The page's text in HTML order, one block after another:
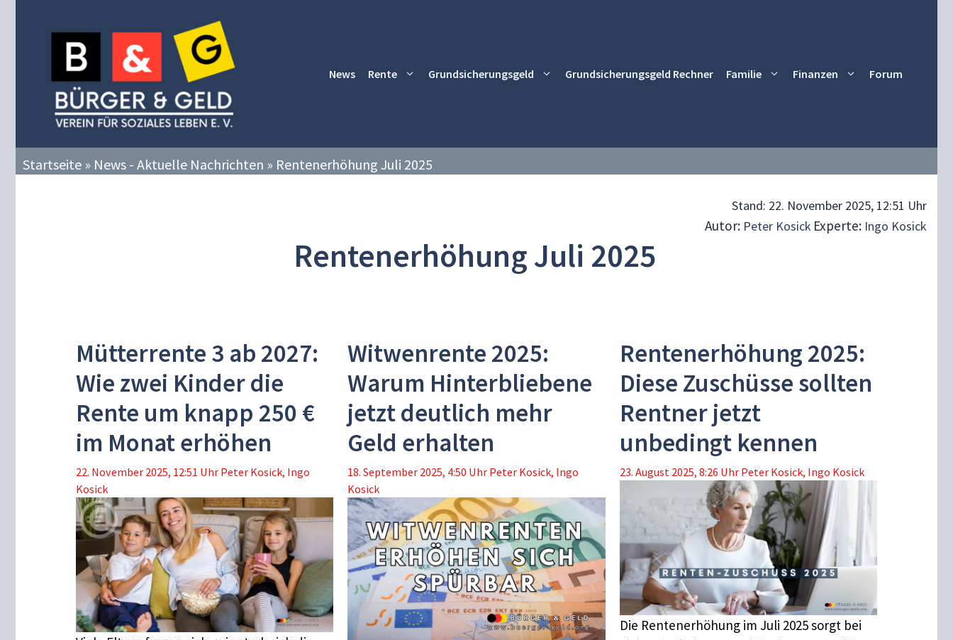
News Rente Grundsicherungsgeld Grundsicherungsgeld Rechner Familie Finanzen Forum
Startseite » News - Aktuelle Nachrichten » Rentenerhöhung Juli 2025
Stand: 22. November 2025, 12:51 Uhr
Autor: Peter Kosick Experte: Ingo Kosick
Rentenerhöhung Juli 2025
Mütterrente 3 ab 2027:
Wie zwei Kinder die
Rente um knapp 250 €
im Monat erhöhen
22. November 2025, 12:51 Uhr Peter Kosick, Ingo
Kosick
Witwenrente 2025:
Warum Hinterbliebene
jetzt deutlich mehr
Geld erhalten
18. September 2025, 4:50 Uhr Peter Kosick, Ingo
Kosick
Rentenerhöhung 2025:
Diese Zuschüsse sollten
Rentner jetzt
unbedingt kennen
23. August 2025, 8:26 Uhr Peter Kosick, Ingo Kosick
Die Rentenerhöhung im Juli 2025 sorgt bei